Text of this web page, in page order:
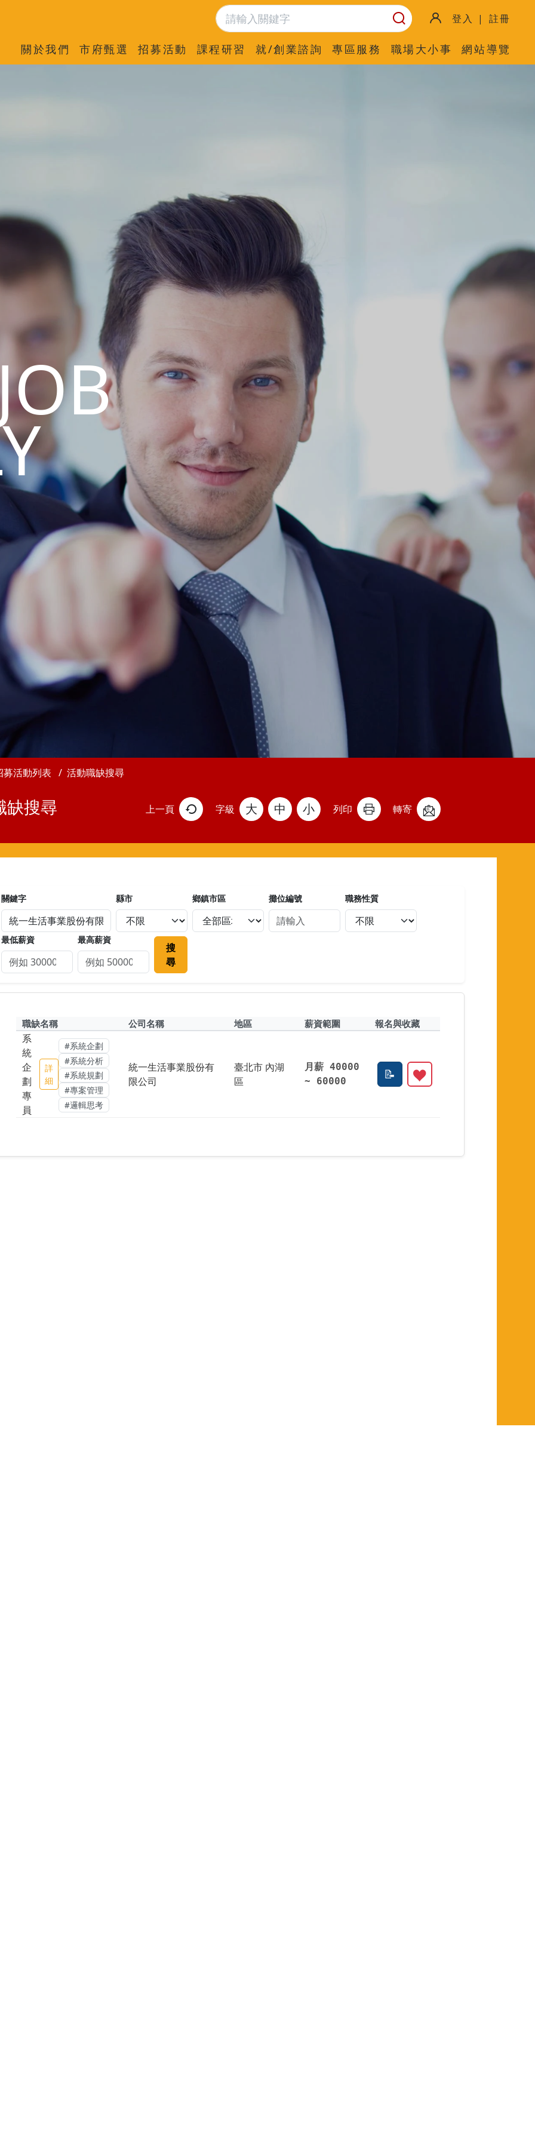
登入 | 註冊
關於我們 市府甄選 招募活動 課程研習 就/創業諮詢 專區服務 職場大小事 網站導覽
募活動列表 活動職缺搜尋
缺搜尋 上一頁 字級 大 中 小 列印 轉寄
關鍵字 縣市 鄉鎮市區 攤位編號 職務性質
最低薪資 最高薪資
搜
尋
職缺名稱 公司名稱 地區 薪資範圍 報名與收藏
系
統
企
劃
專
員
詳
細
#系統企劃
#系統分析
#系統規劃
#專案管理
#邏輯思考
統一生活事業股份有
限公司
臺北市 內湖
區
月薪 40000
~ 60000